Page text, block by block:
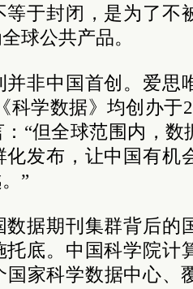
等于封闭，是为了不
球公共产品。
并非中国首创。爱思
科学数据》均创办于
“但全球范围内，
化发布，让中国有机
”
数据期刊集群背后的
托底。中国科学院计
国家科学数据中心、